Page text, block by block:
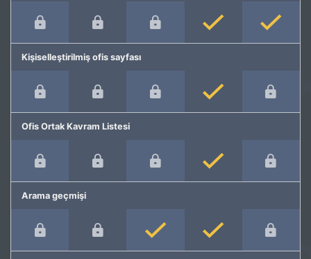
Kişiselleştirilmiş ofis sayfası
Ofis Ortak Kavram Listesi
Arama geçmişi